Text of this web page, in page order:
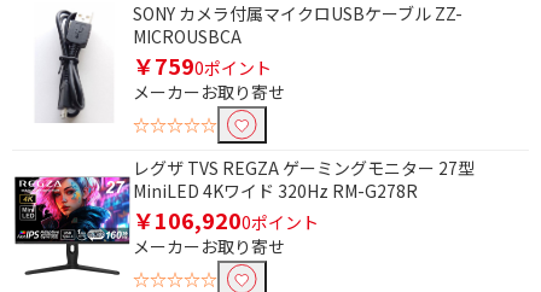
SONY カメラ付属マイクロUSBケーブル ZZ-
MICROUSBCA
￥7590ポイント
メーカーお取り寄せ
☆☆☆☆☆
レグザ TVS REGZA ゲーミングモニター 27型
MiniLED 4Kワイド 320Hz RM-G278R
￥106,9200ポイント
メーカーお取り寄せ
☆☆☆☆☆